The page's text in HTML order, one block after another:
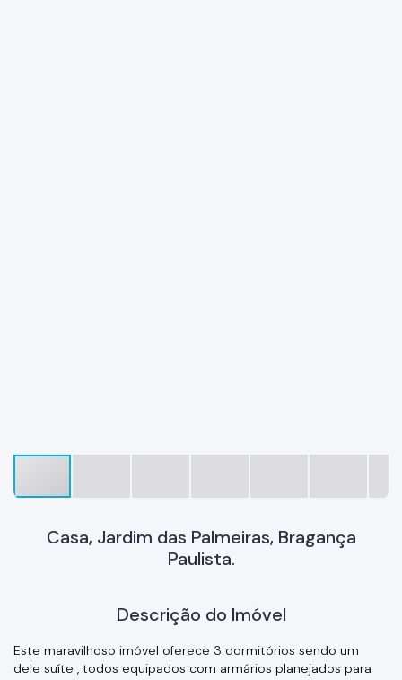
Casa, Jardim das Palmeiras, Bragança
Paulista.
Descrição do Imóvel
Este maravilhoso imóvel oferece 3 dormitórios sendo um
dele suíte , todos equipados com armários planejados para